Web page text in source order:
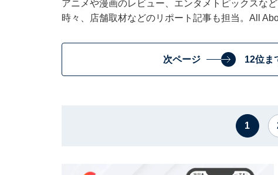
アニメや漫画のレビュー、エンタメトピックスな
時々、店舗取材などのリポート記事も担当。All
次ページ 12位ま
1